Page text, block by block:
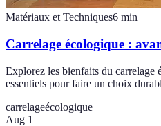
Matériaux et Techniques6 min
Carrelage écologique :
Explorez les bienfaits du carrelage
essentiels pour faire un choix
carrelageécologique
Aug 1